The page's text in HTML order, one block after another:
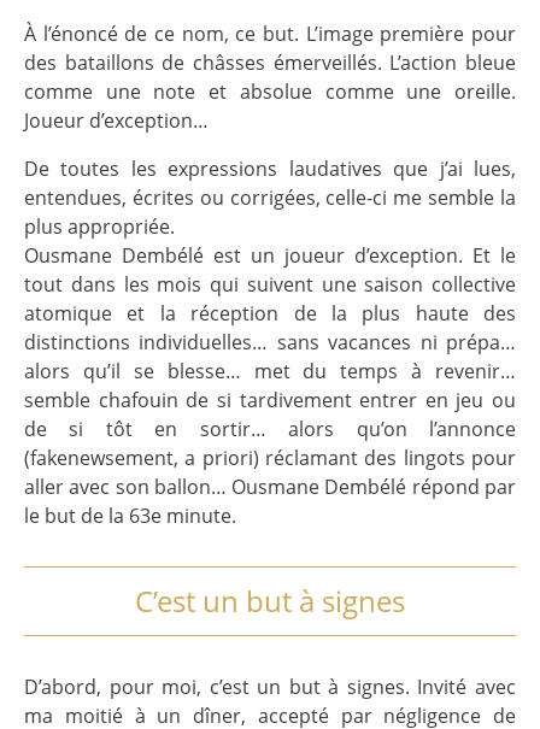
À l’énoncé de ce nom, ce but. L’image première pour
des bataillons de châsses émerveillés. L’action bleue
comme une note et absolue comme une oreille.
Joueur d’exception…
De toutes les expressions laudatives que j’ai lues,
entendues, écrites ou corrigées, celle-ci me semble la
plus appropriée.
Ousmane Dembélé est un joueur d’exception. Et le
tout dans les mois qui suivent une saison collective
atomique et la réception de la plus haute des
distinctions individuelles… sans vacances ni prépa…
alors qu’il se blesse… met du temps à revenir…
semble chafouin de si tardivement entrer en jeu ou
de si tôt en sortir… alors qu’on l’annonce
(fakenewsement, a priori) réclamant des lingots pour
aller avec son ballon… Ousmane Dembélé répond par
le but de la 63e minute.
C’est un but à signes
D’abord, pour moi, c’est un but à signes. Invité avec
ma moitié à un dîner, accepté par négligence de